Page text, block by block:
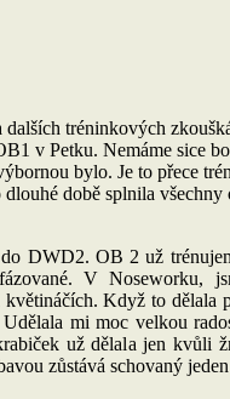
tréninkových
v Petku. Nemáme sice
bylo. Je to přece
době splnila všechny
DWD2. OB 2 už
V Noseworku,
Když to dělala
mi moc velkou
už dělala jen kvůli
zůstává schovaný